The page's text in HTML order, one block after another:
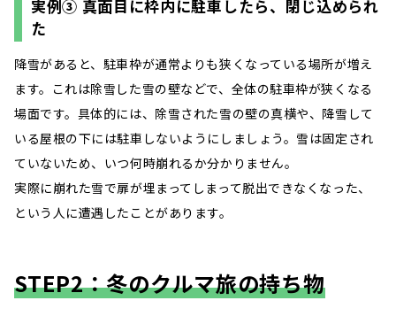
実例③ 真面目に枠内に駐車したら、閉じ込められ
た
降雪があると、駐車枠が通常よりも狭くなっている場所が増え
ます。これは除雪した雪の壁などで、全体の駐車枠が狭くなる
場面です。具体的には、除雪された雪の壁の真横や、降雪して
いる屋根の下には駐車しないようにしましょう。雪は固定され
ていないため、いつ何時崩れるか分かりません。
実際に崩れた雪で扉が埋まってしまって脱出できなくなった、
という人に遭遇したことがあります。
STEP2：冬のクルマ旅の持ち物